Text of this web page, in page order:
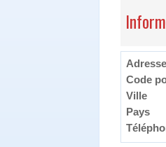
Adresse
Code
Ville
Pays